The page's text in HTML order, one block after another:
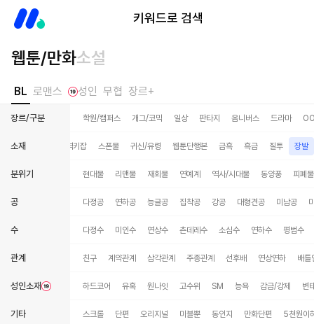
키워드로 검색
웹툰/만화소설
BL 로맨스 성인 무협 장르+
장르/구분 학원/캠퍼스 개그/코믹 일상 판타지 옴니버스 드라마
소재
수인 역키잡 스폰물 귀신/유령 웹툰단행본 금흑 흑금 질투 장발
분위기 현대물 리맨물 재회물 연예계 역사/시대물 동양풍 피폐물
공 다정공 연하공 능글공 집착공 강공 대형견공 미남공
수 다정수 미인수 연상수 츤데레수 소심수 연하수 평범수
관계 친구 계약관계 삼각관계 주종관계 선후배 연상연하 배틀
성인소재 하드코어 유혹 원나잇 고수위 SM 능욕 감금/강제 변
기타 스크롤 단편 오리지널 미블뿐 동인지 만화단편 5천원이